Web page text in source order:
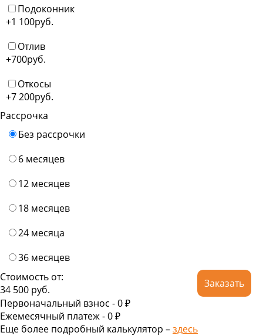
Подоконник
+1 100руб.
Отлив
+700руб.
Откосы
+7 200руб.
Рассрочка
Без рассрочки
6 месяцев
12 месяцев
18 месяцев
24 месяца
36 месяцев
Стоимость от:
34 500 руб.
Заказать
Первоначальный взнос -0 ₽
Ежемесячный платеж -0₽
Еще более подробный калькулятор –здесь